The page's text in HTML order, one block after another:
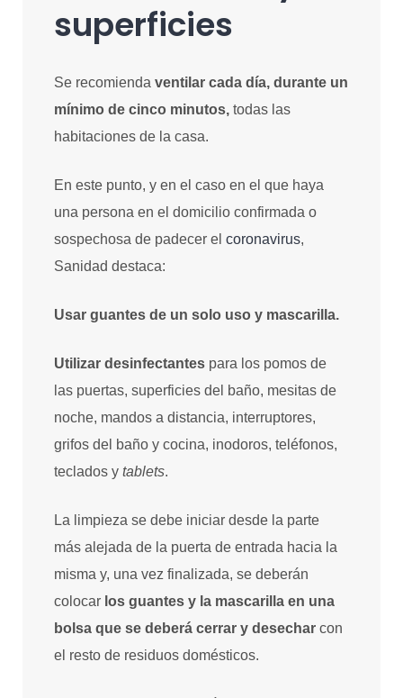
superficies
Se recomiendaventilar cada día, durante un
mínimo de cinco minutos,todas las
habitaciones de la casa.
En este punto, y en el caso en el que haya
una persona en el domicilio confirmada o
sospechosa de padecer elcoronavirus,
Sanidad destaca:
Usar guantes de un solo uso y mascarilla.
Utilizar desinfectantes para los pomos de
las puertas, superficies del baño, mesitas de
noche, mandos a distancia, interruptores,
grifos del baño y cocina, inodoros, teléfonos,
teclados ytablets.
La limpieza se debe iniciar desde la parte
más alejada de la puerta de entrada hacia la
misma y, una vez finalizada, se deberán
colocar los guantes y la mascarilla en una
bolsa que se deberá cerrar y desechar con
el resto de residuos domésticos.